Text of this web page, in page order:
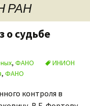
РАН
о судьбе
, ФАНО
ИНИОН
, ФАНО
контроля в